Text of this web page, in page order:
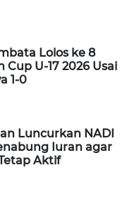
Lolos ke 8
Cup U-17 2026 Usai
1-0
Luncurkan NADI
Iuran agar
Aktif